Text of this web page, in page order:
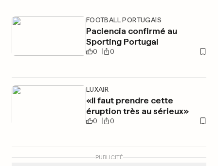
FOOTBALL PORTUGAIS
Paciencia confirmé au
Sporting Portugal
0 0
LUXAIR
«Il faut prendre cette
éruption très au sérieux»
0 0
PUBLICITÉ